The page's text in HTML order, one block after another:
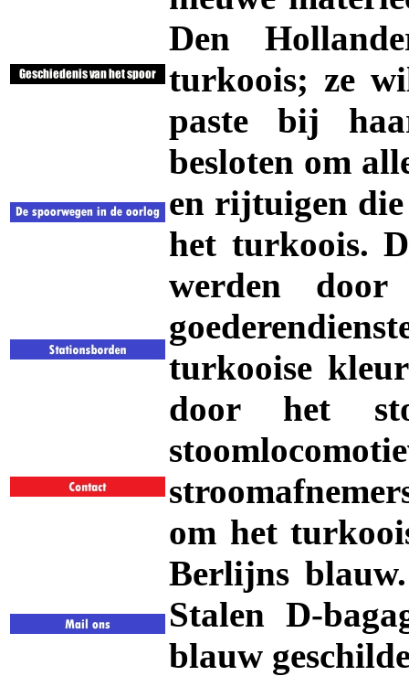
Den
turkoois; ze
paste bij
besloten om
en rijtuigen
het turkoois.
werden
turkooise
door het
om het
Berlijns
Stalen D-
blauw